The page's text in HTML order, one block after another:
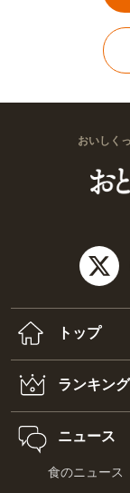
おいしく
トップ
ランキング
ニュース
食のニュース